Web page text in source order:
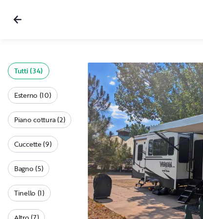
Tutti (34)
Esterno (10)
Piano cottura (2)
Cuccette (9)
Bagno (5)
Tinello (1)